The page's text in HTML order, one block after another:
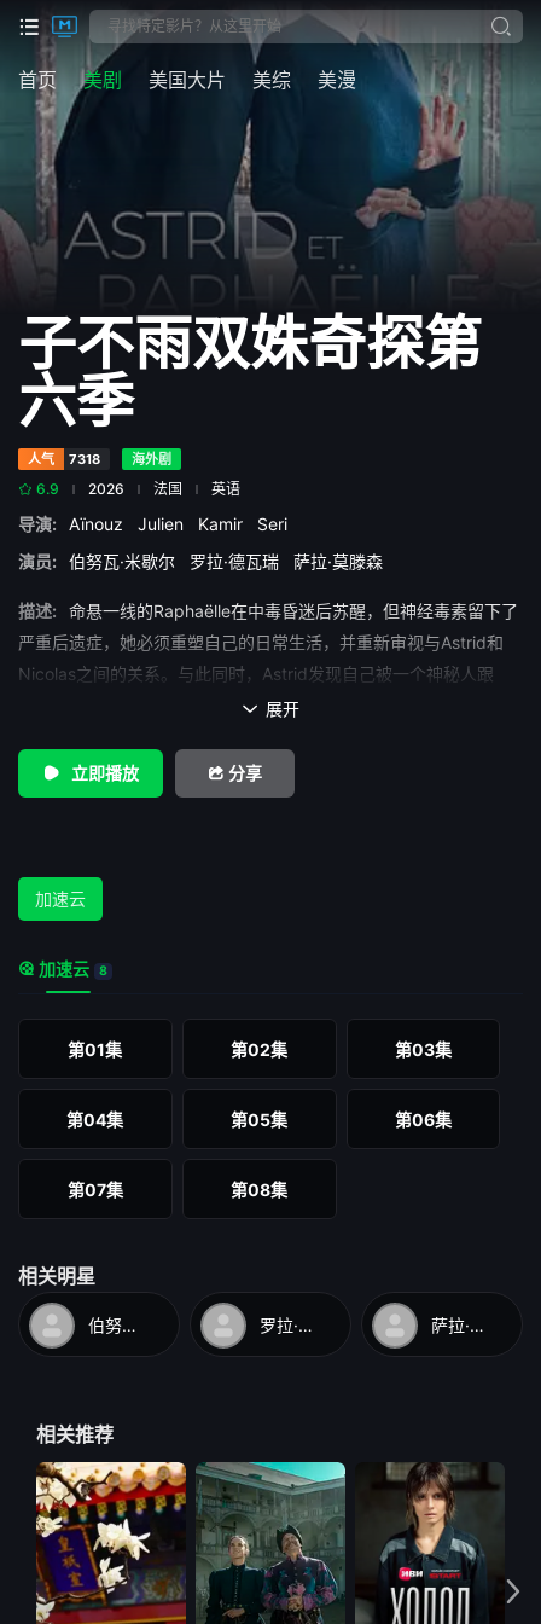
首页 美剧 美国大片 美综 美漫
子不雨双姝奇探第
六季
人气 7318 海外剧
6.9 2026 法国 英语
导演: Aïnouz Julien Kamir Seri
演员:
伯努瓦·米歇尔 罗拉·德瓦瑞 萨拉·莫滕森
描述:
命悬一线的Raphaëlle在中毒昏迷后苏醒，但神经毒素留下了
严重后遗症，她必须重塑自己的日常生活，并重新审视与Astrid和
Nicolas之间的关系。与此同时，Astrid发现自己被一个神秘人跟
踪，这个人竟与Tetsuo的家族有千丝万缕的联系。而在侦破新一系
诡异的宗教仪式等），真相和信任都将被彻底重置。
 展开
立即播放 分享
加速云
加速云 8
第01集 第02集 第03集
第04集 第05集 第06集
第07集 第08集
相关明星
伯努瓦·米歇尔 罗拉·德瓦瑞 萨拉·莫滕森
相关推荐